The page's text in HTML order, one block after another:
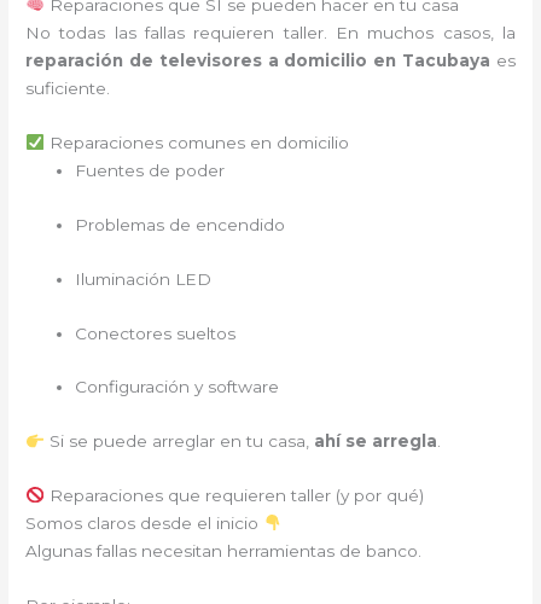
Reparaciones que SÍ se pueden hacer en tu casa
No todas las fallas requieren taller. En muchos casos, la
reparación de televisores a domicilio en Tacubaya es
suficiente.
Reparaciones comunes en domicilio
Fuentes de poder
Problemas de encendido
Iluminación LED
Conectores sueltos
Configuración y software
Si se puede arreglar en tu casa, ahí se arregla.
Reparaciones que requieren taller (y por qué)
Somos claros desde el inicio
Algunas fallas necesitan herramientas de banco.